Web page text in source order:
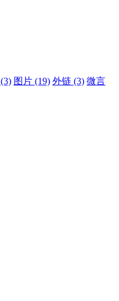
(3) 图片 (19) 外链 (3) 微言